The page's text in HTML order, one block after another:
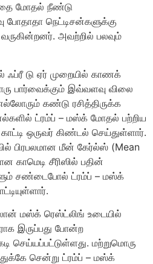
மோதல் நீண்டு
போதாதா நெட்டிசன்களுக்கு
அவற்றில் பலவும்
டு ஏர் முறையில் காணக்
பார்வைக்கும் இவ்வளவு விலை
கண்டு ரசித்திருக்க
ட்ரம்ப் – மஸ்க் மோதல் பற்றிய
ஒருவர் கிண்டல் செய்துள்ளார்.
பிரபலமான மீன் கேர்ல்ஸ் (Mean
காமெடி சீரிஸில் பதின்
சண்டைபோல் ட்ரம்ப் – மஸ்க்
மஸ்க் ரெஸ்ட்லிங் உடையில்
இருப்பது போன்ற
செய்யப்பட்டுள்ளது. மற்றுமொரு
சென்று ட்ரம்ப் – மஸ்க்